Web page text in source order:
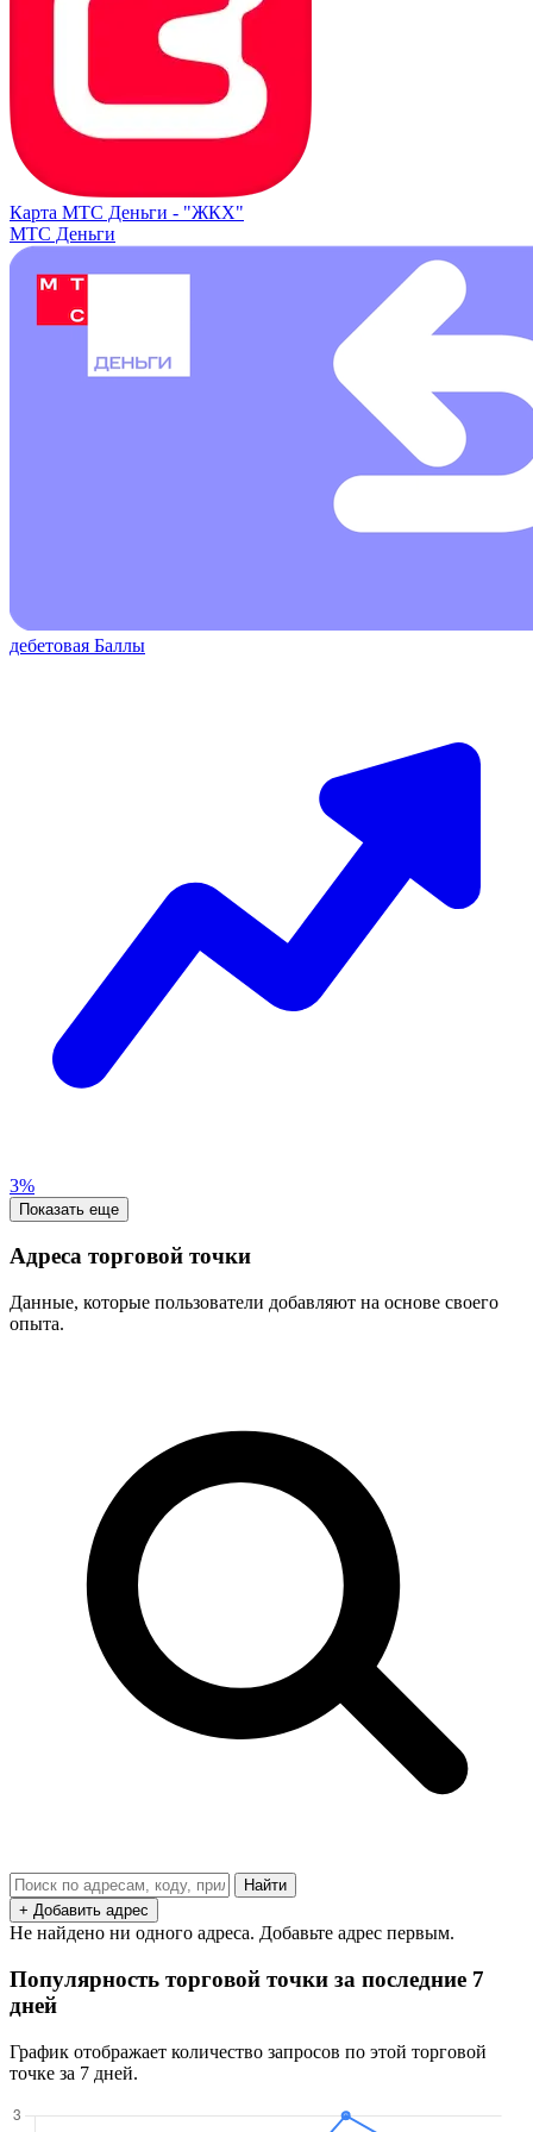
Карта МТС Деньги - "ЖКХ"
МТС Деньги
дебетовая Баллы
3%
Показать еще
Адреса торговой точки
Данные, которые пользователи добавляют на основе своего
опыта.
Найти
+ Добавить адрес
Не найдено ни одного адреса. Добавьте адрес первым.
Популярность торговой точки за последние 7
дней
График отображает количество запросов по этой торговой
точке за 7 дней.